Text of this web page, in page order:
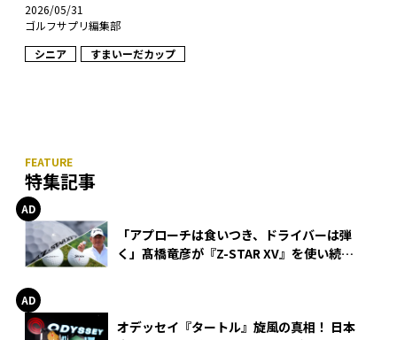
2026/05/31
ゴルフサプリ編集部
シニア
すまいーだカップ
特集記事
「アプローチは食いつき、ドライバーは弾
く」髙橋竜彦が『Z-STAR XV』を使い続け
オデッセイ『タートル』旋風の真相！ 日本